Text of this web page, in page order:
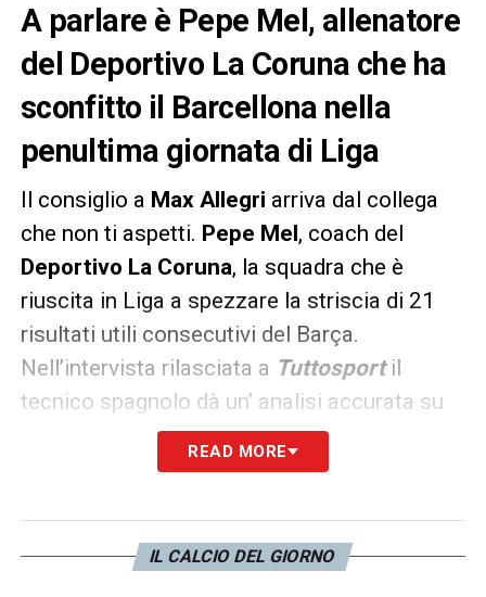
A parlare è Pepe Mel, allenatore
del Deportivo La Coruna che ha
sconfitto il Barcellona nella
penultima giornata di Liga
Il consiglio a Max Allegri arriva dal collega
che non ti aspetti. Pepe Mel, coach del
Deportivo La Coruna, la squadra che è
riuscita in Liga a spezzare la striscia di 21
risultati utili consecutivi del Barça.
Nell’intervista rilasciata a Tuttosport il
tecnico spagnolo dà un’ analisi accurata su
come bisogna affrontare i cosiddetti
Cambiano gli allenatori, ma la
Guardiolaed ero già riusciti a
READ MORE
IL CALCIO DEL GIORNO